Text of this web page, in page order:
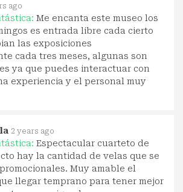
ago
Me encanta este museo los
es entrada libre cada cierto
las exposiciones
cada tres meses, algunas son
ya que puedes interactuar con
experiencia y el personal muy
2 years ago
Espectacular cuarteto de
hay la cantidad de velas que se
Muy amable el
llegar temprano para tener mejor